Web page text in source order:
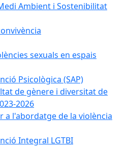
Ambient i Sostenibilitat
sexuals en espais
Psicològica (SAP)
de gènere i diversitat de
2026
a l'abordatge de la violència
Integral LGTBI